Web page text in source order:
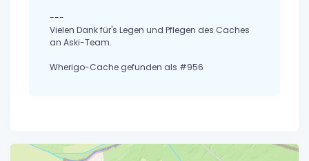
---
Vielen Dank für's Legen und Pflegen des Caches
an Aski-Team.
Wherigo-Cache gefunden als #956